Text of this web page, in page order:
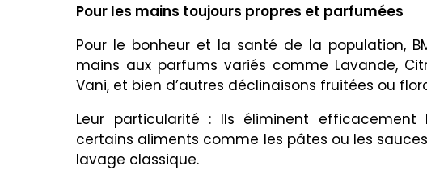
Pour les mains toujours propres et parfumées
Pour le bonheur et la santé de la population,
mains aux parfums variés comme Lavande,
Vani, et bien d’autres déclinaisons fruitées ou
Leur particularité : Ils éliminent efficacement
certains aliments comme les pâtes ou les
lavage classique.